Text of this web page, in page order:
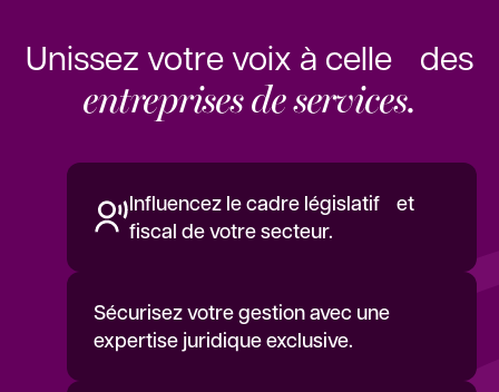
Unissez votre voix à celle des
entreprises de services.
Influencez le cadre législatif et
fiscal de votre secteur.
Sécurisez votre gestion avec une
expertise juridique exclusive.